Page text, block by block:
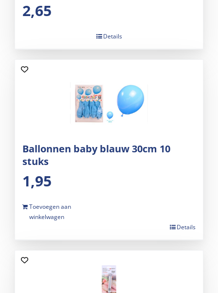
2,65
Details
Ballonnen baby blauw 30cm 10
stuks
1,95
Toevoegen aan
winkelwagen
Details